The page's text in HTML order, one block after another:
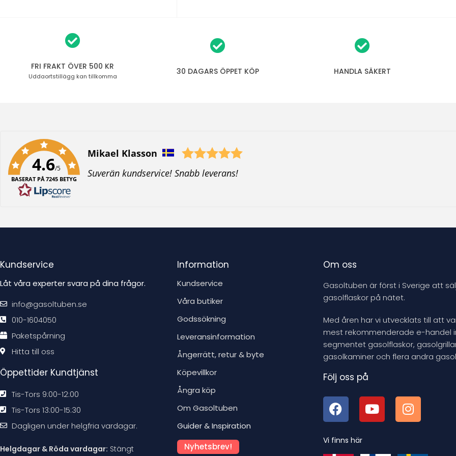
FRI FRAKT ÖVER 500 KR
Uddaortstillägg kan tillkomma 30 DAGARS ÖPPET KÖP HANDLA SÄKERT
4.6/5
BASERAT PÅ 7245 BETYG
Författare:
BO TOMAS JOHANSSON
T
Perfekt
Kundservice
Låt våra experter svara på dina frågor.
info@gasoltuben.se
010-1604050
Paketspårning
Hitta till oss
Öppettider Kundtjänst
Tis-Tors 9:00-12:00
Tis-Tors 13:00-15:30
Dagligen under helgfria vardagar.
Helgdagar & Röda vardagar: Stängt
Information
Kundservice
Våra butiker
Godssökning
Leveransinformation
Ångerrätt, retur & byte
Köpevillkor
Ångra köp
Om Gasoltuben
Guider & Inspiration
Nyhetsbrev!
Om oss
Gasoltuben är först i Sverige att
gasolflaskor på nätet.
Med åren har vi utvecklats till att
mest rekommenderade e-handel
segmentet gasolflaskor,
gasolkaminer och flera andra
Följ oss på
Vi finns här